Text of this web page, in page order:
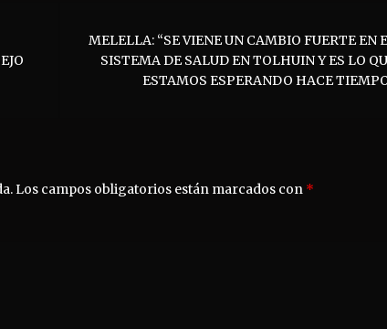
MELELLA: “SE VIENE UN CAMBIO FUERTE EN
SISTEMA DE SALUD EN TOLHUIN Y ES LO
ESTAMOS ESPERANDO HACE
Los campos obligatorios están marcados con *